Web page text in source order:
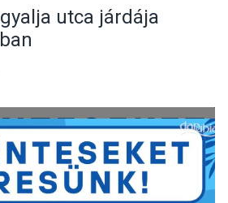
utca járdája